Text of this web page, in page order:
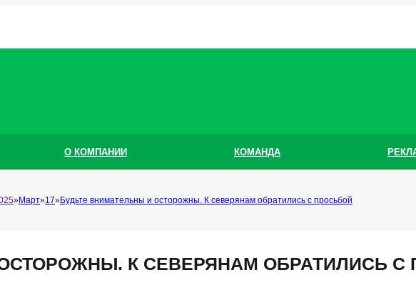
О КОМПАНИИ КОМАНДА
Март 17 Будьте внимательны и осторожны. К северянам обратились с просьбой
К СЕВЕРЯНАМ ОБРАТИЛИСЬ С